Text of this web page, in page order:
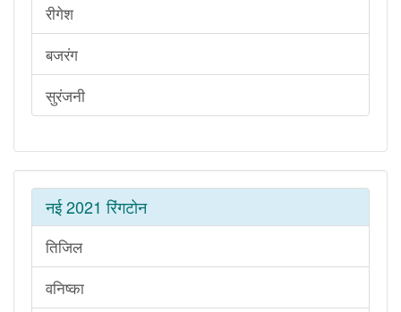
रीगेश
बजरंग
सुरंजनी
नई 2021 रिंगटोन
तिजिल
वनिष्का